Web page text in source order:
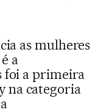
as mulheres
a
foi a primeira
na categoria